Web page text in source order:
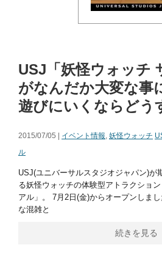
USJ「妖怪ウォッチ
がなんだか大変な事
遊びにいくならどう
2015/07/05 | イベント情報, 妖怪ウォッチ
ル
USJ(ユニバーサルスタジオジャパン)が
る妖怪ウォッチの体験型アトラクショ
アル」。 7月2日(金)からオープンしま
な混雑と
続きを見る